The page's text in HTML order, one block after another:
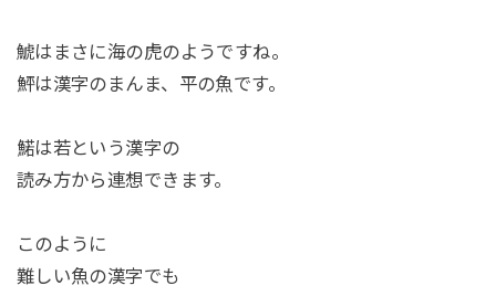
鯱はまさに海の虎のようですね。
鮃は漢字のまんま、平の魚です。
鰙は若という漢字の
読み方から連想できます。
このように
難しい魚の漢字でも